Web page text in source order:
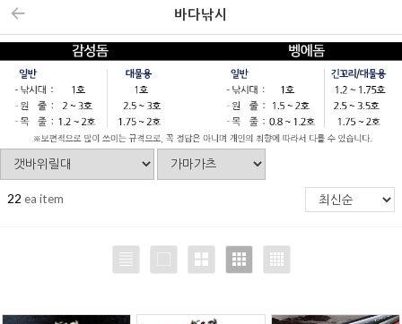
바다낚시
22 ea item